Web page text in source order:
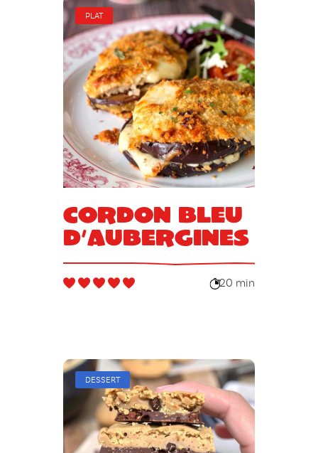
PLAT
Cordon bleu
d’aubergines
20 min
DESSERT